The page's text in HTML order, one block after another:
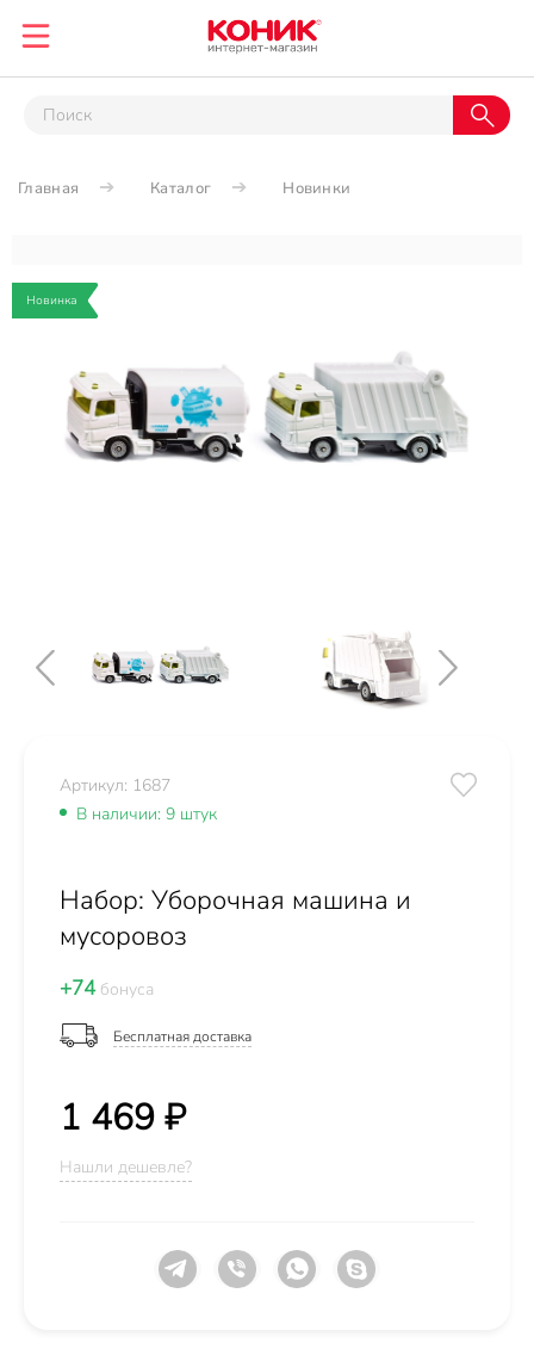
Главная Каталог Новинки
Новинка
Артикул: 1687
В наличии: 9 штук
Набор: Уборочная машина и
мусоровоз
+74бонуса
Бесплатная доставка
1 469 ₽
Нашли дешевле?